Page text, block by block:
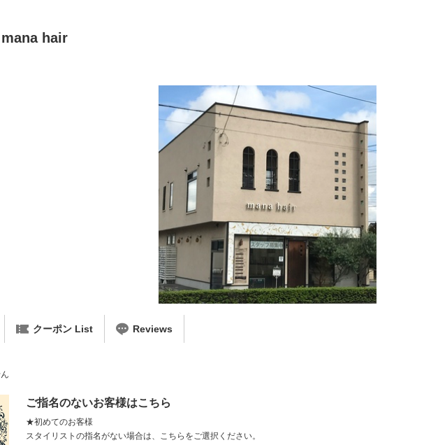
mana hair
クーポン List Reviews
ご指名のないお客様はこちら
★初めてのお客様
スタイリストの指名がない場合は、こちらをご選択ください。